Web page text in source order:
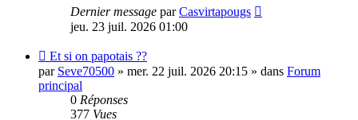
Dernier message parCasvirtapougs
jeu. 23 juil. 2026 01:00
Nouveau
message
Et si on papotais ??
par Seve70500 » mer. 22 juil. 2026 20:15 » dans Forum
principal
0 Réponses
377 Vues